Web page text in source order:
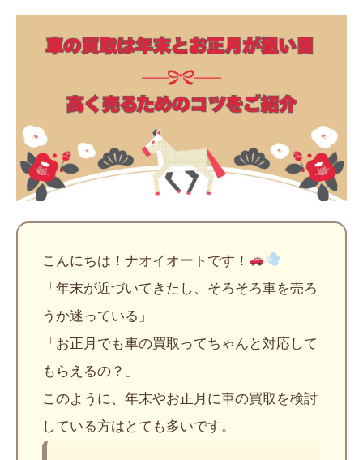
こんにちは！ナオイオートです！
「年末が近づいてきたし、そろそろ車を売ろ
うか迷っている」
「お正月でも車の買取ってちゃんと対応して
もらえるの？」
このように、年末やお正月に車の買取を検討
している方はとても多いです。